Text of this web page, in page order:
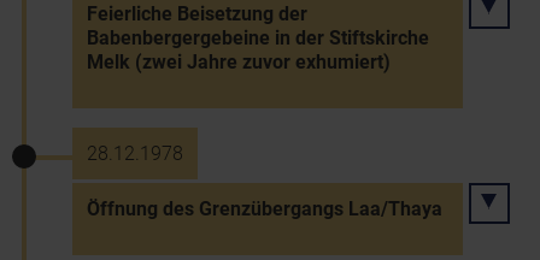
Feierliche Beisetzung der
Babenbergergebeine in der Stiftskirche
Melk (zwei Jahre zuvor exhumiert)
28.12.1978
Öffnung des Grenzübergangs Laa/Thaya